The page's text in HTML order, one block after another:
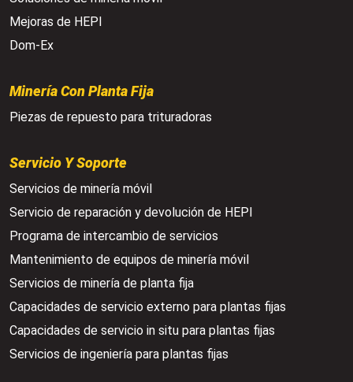
Mejoras de HEPI
Dom-Ex
Minería Con Planta Fija
Piezas de repuesto para trituradoras
Servicio Y Soporte
Servicios de minería móvil
Servicio de reparación y devolución de HEPI
Programa de intercambio de servicios
Mantenimiento de equipos de minería móvil
Servicios de minería de planta fija
Capacidades de servicio externo para plantas fijas
Capacidades de servicio in situ para plantas fijas
Servicios de ingeniería para plantas fijas